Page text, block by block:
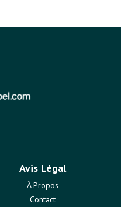
Avis Légal
À Propos
Contact